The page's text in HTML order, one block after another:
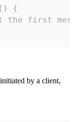
{
the first
by a client,